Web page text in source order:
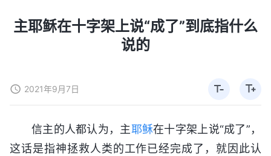
主耶稣在十字架上说“成了”到底指什么
说的
2021年9月7日
信主的人都认为，主耶稣在十字架上说“成了”，
这话是指神拯救人类的工作已经完成了，就因此认